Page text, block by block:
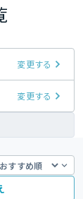
変更する
変更する